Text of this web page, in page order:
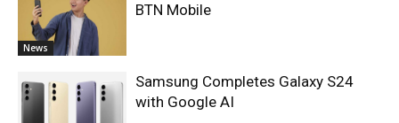
News
BTN Mobile
Samsung Completes Galaxy S24
with Google AI